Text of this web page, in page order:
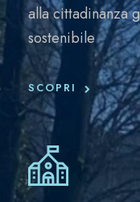
alla cittadinanza
sostenibile
SCOPRI